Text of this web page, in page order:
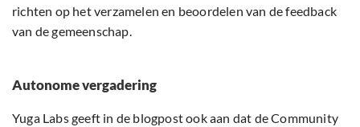
richten op het verzamelen en beoordelen van de feedback
van de gemeenschap.
Autonome vergadering
Yuga Labs geeft in de blogpost ook aan dat de Community